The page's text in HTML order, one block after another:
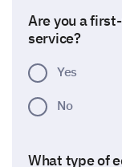
Are you a
service?
Yes
No
What type of